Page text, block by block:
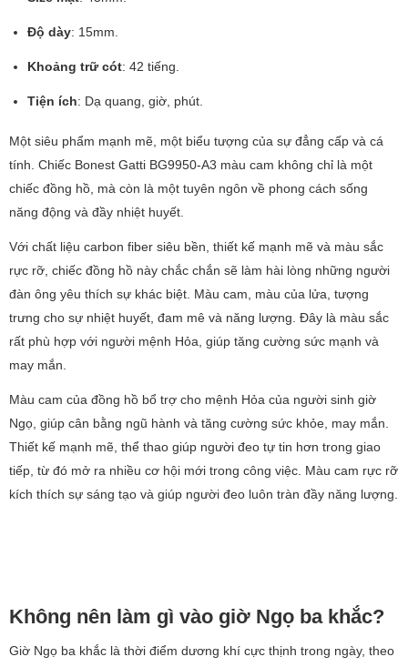
Độ dày: 15mm.
Khoảng trữ cót: 42 tiếng.
Tiện ích: Dạ quang, giờ, phút.
Một siêu phẩm mạnh mẽ, một biểu tượng của sự đẳng cấp và cá
tính. Chiếc Bonest Gatti BG9950-A3 màu cam không chỉ là một
chiếc đồng hồ, mà còn là một tuyên ngôn về phong cách sống
năng động và đầy nhiệt huyết.
Với chất liệu carbon fiber siêu bền, thiết kế mạnh mẽ và màu sắc
rực rỡ, chiếc đồng hồ này chắc chắn sẽ làm hài lòng những người
đàn ông yêu thích sự khác biệt. Màu cam, màu của lửa, tượng
trưng cho sự nhiệt huyết, đam mê và năng lượng. Đây là màu sắc
rất phù hợp với người mệnh Hỏa, giúp tăng cường sức mạnh và
may mắn.
Màu cam của đồng hồ bổ trợ cho mệnh Hỏa của người sinh giờ
Ngọ, giúp cân bằng ngũ hành và tăng cường sức khỏe, may mắn.
Thiết kế mạnh mẽ, thể thao giúp người đeo tự tin hơn trong giao
tiếp, từ đó mở ra nhiều cơ hội mới trong công việc. Màu cam rực rỡ
kích thích sự sáng tạo và giúp người đeo luôn tràn đầy năng lượng.
Không nên làm gì vào giờ Ngọ ba khắc?
Giờ Ngọ ba khắc là thời điểm dương khí cực thịnh trong ngày, theo